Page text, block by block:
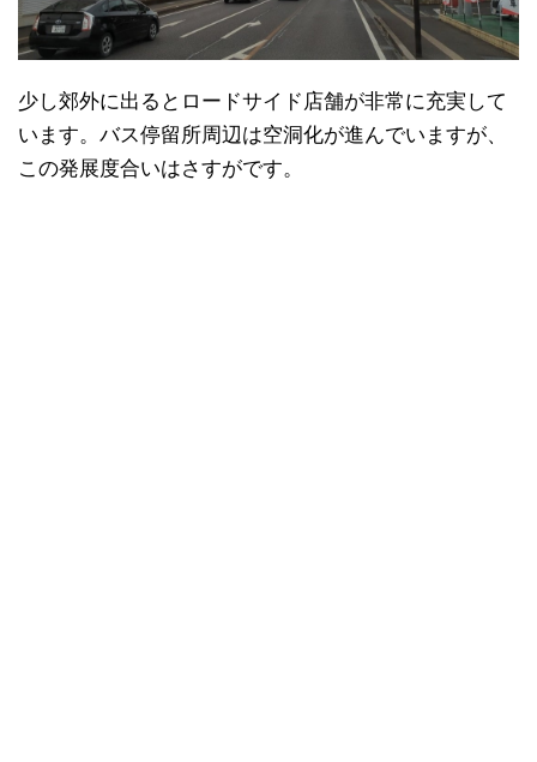
少し郊外に出るとロードサイド店舗が非常に充実して
います。バス停留所周辺は空洞化が進んでいますが、
この発展度合いはさすがです。